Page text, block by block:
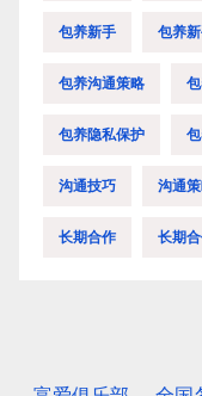
包养新手 包养
包养沟通策略
包养隐私保护
沟通技巧 沟通
长期合作 长期